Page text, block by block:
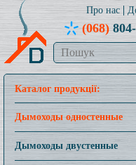
Про нас
(068)
Каталог продукції:
Дымоходы одностенные
Дымоходы двустенные